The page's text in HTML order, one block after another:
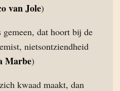
van Jole)
dat hoort bij de
nietsontziendheid
Marbe)
kwaad maakt, dan